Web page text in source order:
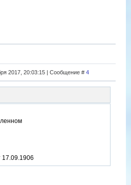
2017, 20:03:15 | Сообщение # 4
17.09.1906